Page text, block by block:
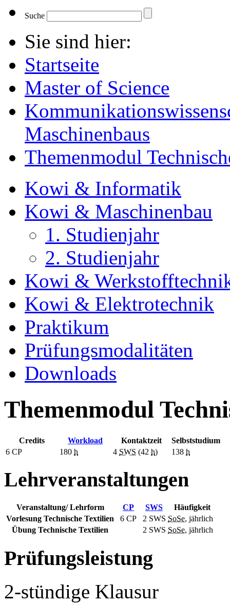
Suche
Sie sind hier:
Startseite
Master of Science
Maschinenbaus
Themenmodul
Kowi & Informatik
Kowi & Maschinenbau
1. Studienjahr
2. Studienjahr
Kowi &
Kowi & Elektrotechnik
Praktikum
Prüfungsmodalitäten
Downloads
Themenmodul
Credits Workload Kontaktzeit
Selbststudium
6 CP 180 h 4 SWS (42 h) 138 h
Lehrveranstaltungen
Veranstaltung/ Lehrform CP SWS
Häufigkeit
Vorlesung Technische Textilien
6 CP 2 SWS SoSe, jährlich
Übung Technische Textilien
2 SWS SoSe, jährlich
Prüfungsleistung
2-stündige Klausur